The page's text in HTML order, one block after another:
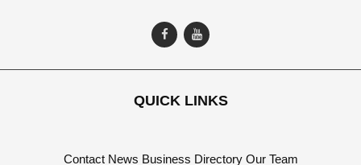
QUICK LINKS
Contact News Business Directory Our Team